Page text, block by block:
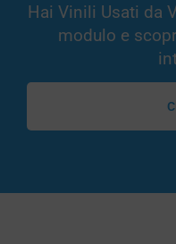
Hai Vinili Usati da
modulo e